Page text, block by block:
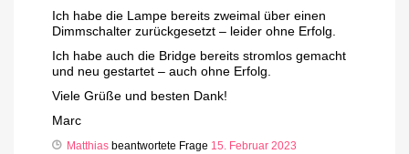
Ich habe die Lampe bereits zweimal über einen
Dimmschalter zurückgesetzt – leider ohne Erfolg.
Ich habe auch die Bridge bereits stromlos gemacht
und neu gestartet – auch ohne Erfolg.
Viele Grüße und besten Dank!
Marc
Matthias beantwortete Frage 15. Februar 2023